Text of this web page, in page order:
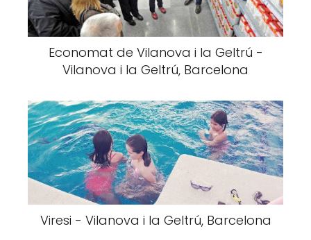
Economat de Vilanova i la Geltrú -
Vilanova i la Geltrú, Barcelona
Viresi - Vilanova i la Geltrú, Barcelona